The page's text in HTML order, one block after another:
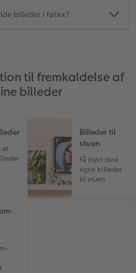
billeder i føtex?
til fremkaldelse af
billeder
at
Billeder til
stuen
Få trykt dine
egne billeder
til stuen